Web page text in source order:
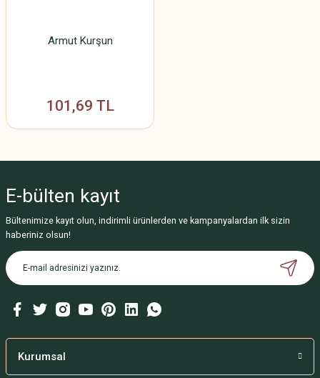
Armut Kurşun
101,69 TL
E-bülten kayıt
Bültenimize kayıt olun, indirimli ürünlerden ve kampanyalardan ilk sizin
haberiniz olsun!
Kurumsal